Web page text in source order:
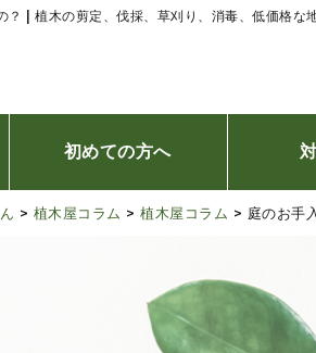
| 植木の剪定、伐採、草刈り、消毒、低価格な
初めての方へ
ご利用の流れ
オンライン相談
お
> 植木屋コラム > 植木屋コラム > 庭のお手